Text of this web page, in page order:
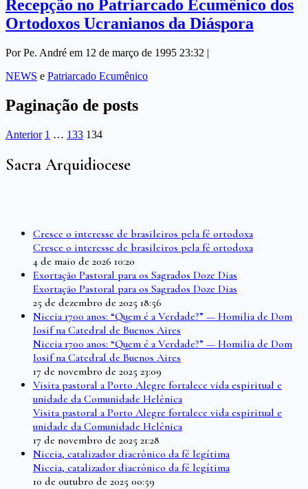
Recepção no Patriarcado Ecumênico dos
Ortodoxos Ucranianos da Diáspora
Por Pe. André em 12 de março de 1995 23:32 |
NEWS e Patriarcado Ecumênico
Paginação de posts
Anterior 1 … 133 134
Sacra Arquidiocese
Cresce o interesse de brasileiros pela fé ortodoxa
Cresce o interesse de brasileiros pela fé ortodoxa
4 de maio de 2026 10:20
Exortação Pastoral para os Sagrados Doze Dias
Exortação Pastoral para os Sagrados Doze Dias
25 de dezembro de 2025 18:56
Niceia 1700 anos: “Quem é a Verdade?” — Homilia de Dom
Iosif na Catedral de Buenos Aires
Niceia 1700 anos: “Quem é a Verdade?” — Homilia de Dom
Iosif na Catedral de Buenos Aires
17 de novembro de 2025 23:09
Visita pastoral a Porto Alegre fortalece vida espiritual e
unidade da Comunidade Helênica
Visita pastoral a Porto Alegre fortalece vida espiritual e
unidade da Comunidade Helênica
17 de novembro de 2025 21:28
Niceia, catalizador diacrônico da fé legítima
Niceia, catalizador diacrônico da fé legítima
10 de outubro de 2025 00:59